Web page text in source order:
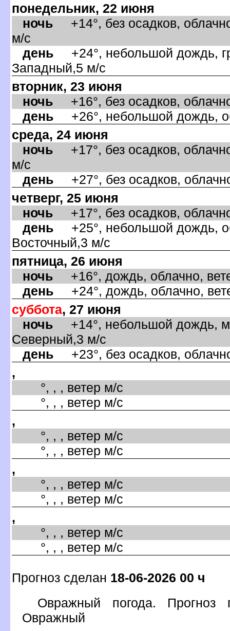
понедельник, 22 июня
ночь +14°, без осадков,
м/с
день +24°, небольшой дождь,
Западный,5 м/с
торник, 23 июня
ночь +16°, без осадков,
день +26°, небольшой дождь,
среда, 24 июня
ночь +17°, без осадков,
м/с
день +27°, без осадков,
четверг, 25 июня
ночь +17°, без осадков,
день +25°, небольшой дождь,
осточный,3 м/с
пятница, 26 июня
ночь +16°, дождь, облачно,
день +24°, дождь, облачно,
суббота, 27 июня
ночь +14°, небольшой дождь,
Северный,3 м/с
день +23°, без осадков,
,
°, , , ветер м/с
°, , , ветер м/с
,
°, , , ветер м/с
°, , , ветер м/с
,
°, , , ветер м/с
°, , , ветер м/с
,
°, , , ветер м/с
°, , , ветер м/с
Прогноз сделан 18-06-2026 00 ч
Овражный погода.
Овражный